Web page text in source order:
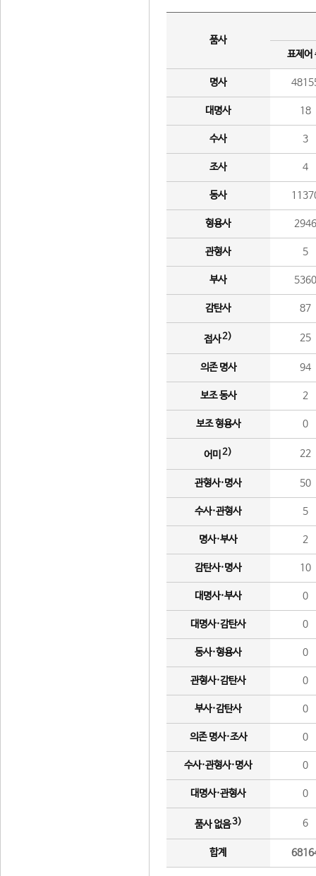
품사
표제어
명사
대명사 18
수사 3
조사 4
동사
형용사 2946
관형사 5
부사 5360
감탄사 87
접사2) 25
의존 명사 94
보조 동사 2
보조 형용사 0
어미 2) 22
관형사·명사 50
수사·관형사 5
명사·부사 2
감탄사·명사 10
대명사·부사 0
대명사·감탄사 0
동사·형용사 0
관형사·감탄사 0
부사·감탄사 0
의존 명사·조사 0
수사·관형사·명사 0
대명사·관형사 0
품사 없음3) 6
합계